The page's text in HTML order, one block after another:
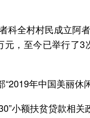
科全村村民成立阿
，至今已举行了
年中国美丽休
小额扶贫贷款相关